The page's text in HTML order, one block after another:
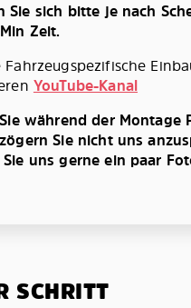
Sie sich bitte je nach
Zeit.
Fahrzeugspezifische
YouTube-Kanal
während der Montage
Sie nicht uns
Sie uns gerne ein paar
SCHRITT